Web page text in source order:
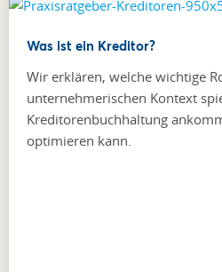
Was ist ein Kreditor?
Wir erklären, welche wichtige
unternehmerischen Kontext
Kreditorenbuchhaltung
optimieren kann.